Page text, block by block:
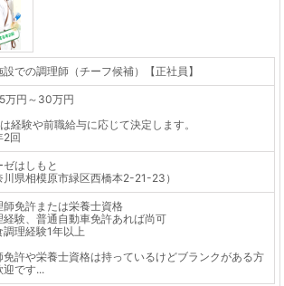
での調理師（チーフ候補）【正社員】
万円～30万円
経験や前職給与に応じて決定します。
2回
ゼはしもと
川県相模原市緑区西橋本2-21-23）
師免許または栄養士資格
経験、普通自動車免許あれば尚可
調理経験1年以上
免許や栄養士資格は持っているけどブランクがある方
迎です...